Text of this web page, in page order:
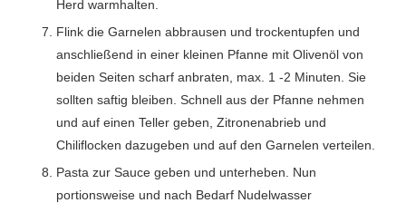
Herd warmhalten.
Flink die Garnelen abbrausen und trockentupfen und
anschließend in einer kleinen Pfanne mit Olivenöl von
beiden Seiten scharf anbraten, max. 1 -2 Minuten. Sie
sollten saftig bleiben. Schnell aus der Pfanne nehmen
und auf einen Teller geben, Zitronenabrieb und
Chiliflocken dazugeben und auf den Garnelen verteilen.
Pasta zur Sauce geben und unterheben. Nun
portionsweise und nach Bedarf Nudelwasser